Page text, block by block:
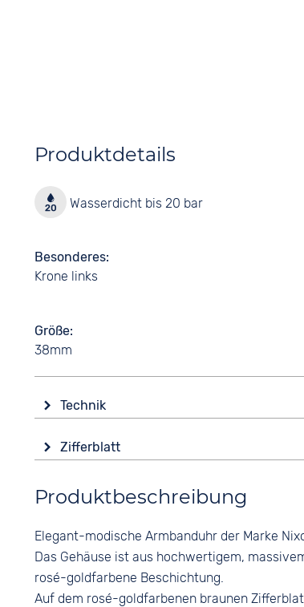
Produktdetails
Wasserdicht bis 20 bar
Besonderes
Krone links
Größe
38mm
Technik
Batterie (Quarz)
20 bar
Zifferblatt
Analog
Braun
Roségold
Ziffern
Produktbeschreibung
Elegant-modische Armbanduhr der Marke
Das Gehäuse ist aus hochwertigem,
rosé-goldfarbene Beschichtung.
Auf dem rosé-goldfarbenen braunen